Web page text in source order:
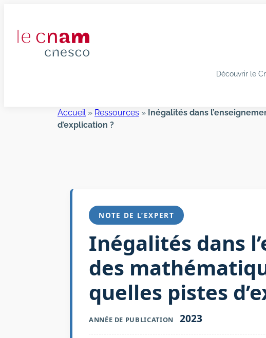
contenu
Découvrir le
Accueil» Ressources » Inégalités dans
d’explication ?
NOTE DE L’EXPERT
Inégalités dans
des
quelles pistes
ANNÉE DE PUBLICATION 2023